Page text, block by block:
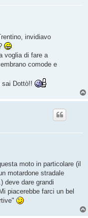
invidiavo
voglia di fare a
comode e
sai Dottò!!
moto in particolare (il
motardone stradale
deve dare grandi
piacerebbe farci un bel